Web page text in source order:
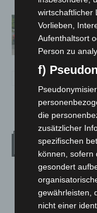
Bedeckt
wirtschaftlicher
Vorlieben,
Aufenthaltsort
Person zu
f)
die
zusätzlicher
spezifischen
können, sofern
gesondert
gewährleisten,
nicht einer